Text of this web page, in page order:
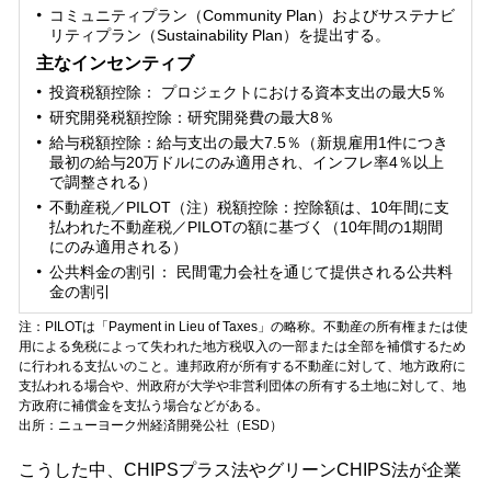
コミュニティプラン（Community Plan）およびサステナビ
リティプラン（Sustainability Plan）を提出する。
主なインセンティブ
投資税額控除： プロジェクトにおける資本支出の最大5％
研究開発税額控除：研究開発費の最大8％
給与税額控除：給与支出の最大7.5％（新規雇用1件につき
最初の給与20万ドルにのみ適用され、インフレ率4％以上
で調整される）
不動産税／PILOT（注）税額控除：控除額は、10年間に支
払われた不動産税／PILOTの額に基づく（10年間の1期間
にのみ適用される）
公共料金の割引： 民間電力会社を通じて提供される公共料
金の割引
注：PILOTは「Payment in Lieu of Taxes」の略称。不動産の所有権または使
用による免税によって失われた地方税収入の一部または全部を補償するため
に行われる支払いのこと。連邦政府が所有する不動産に対して、地方政府に
支払われる場合や、州政府が大学や非営利団体の所有する土地に対して、地
方政府に補償金を支払う場合などがある。
出所：ニューヨーク州経済開発公社（ESD）
こうした中、CHIPSプラス法やグリーンCHIPS法が企業